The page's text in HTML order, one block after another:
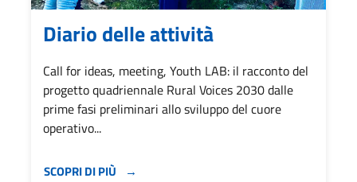
Diario delle attività
Call for ideas, meeting, Youth LAB: il racconto del
progetto quadriennale Rural Voices 2030 dalle
prime fasi preliminari allo sviluppo del cuore
operativo...
SCOPRI DI PIÙ